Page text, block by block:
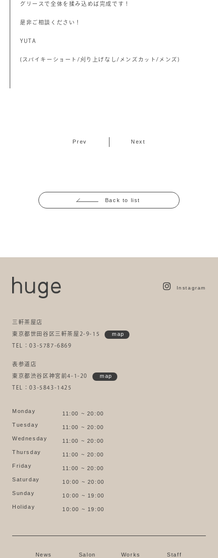
グリースで全体を揉み込めば完成です！
是非ご相談ください！
YUTA
(スパイキーショート/刈り上げなし/メンズカット/メンズ)
Prev Next
Back to list
Instagram
三軒茶屋店
東京都世田谷区三軒茶屋2-9-15 map
TEL：03-5787-6869
表参道店
東京都渋谷区神宮前4-1-20 map
TEL：03-5843-1425
Monday
11:00 ~ 20:00
Tuesday
11:00 ~ 20:00
Wednesday
11:00 ~ 20:00
Thursday
11:00 ~ 20:00
Friday
11:00 ~ 20:00
Saturday
10:00 ~ 20:00
Sunday
10:00 ~ 19:00
Holiday
10:00 ~ 19:00
News Salon Works Staff